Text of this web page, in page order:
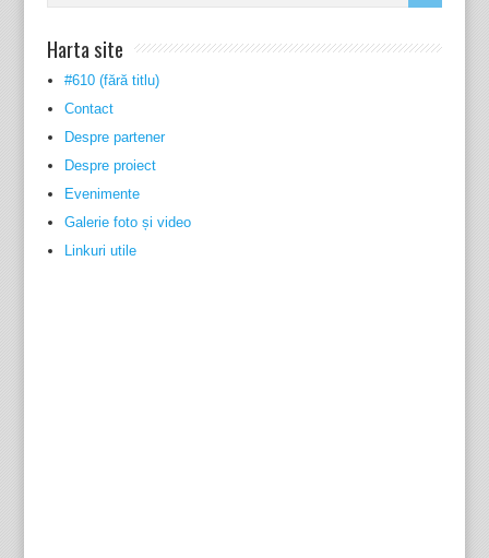
Harta site
#610 (fără titlu)
Contact
Despre partener
Despre proiect
Evenimente
Galerie foto și video
Linkuri utile